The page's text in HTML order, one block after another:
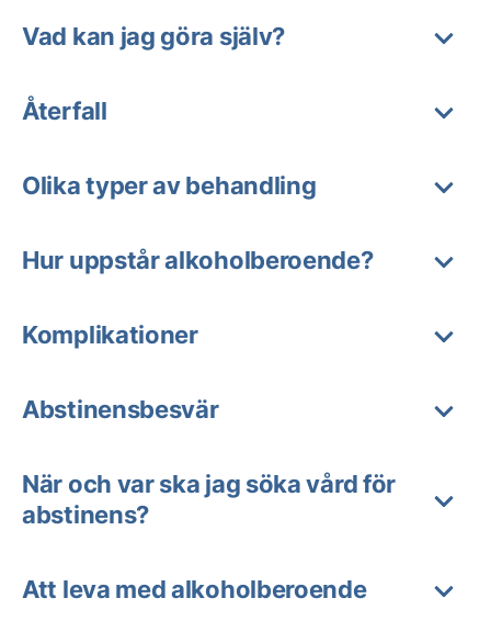
Vad kan jag göra själv?
Återfall
Olika typer av behandling
Hur uppstår alkoholberoende?
Komplikationer
Abstinensbesvär
När och var ska jag söka vård för
abstinens?
Att leva med alkoholberoende